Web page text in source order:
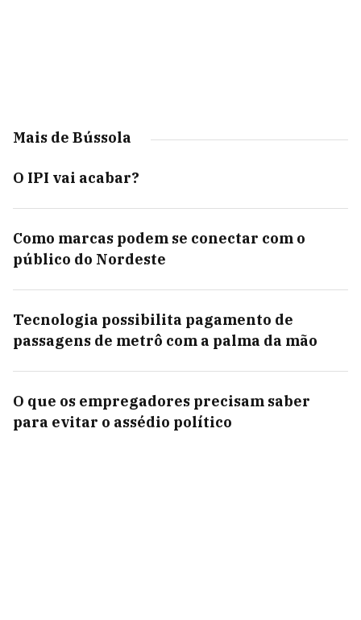
Mais de Bússola
O IPI vai acabar?
Como marcas podem se conectar com o
público do Nordeste
Tecnologia possibilita pagamento de
passagens de metrô com a palma da mão
O que os empregadores precisam saber
para evitar o assédio político